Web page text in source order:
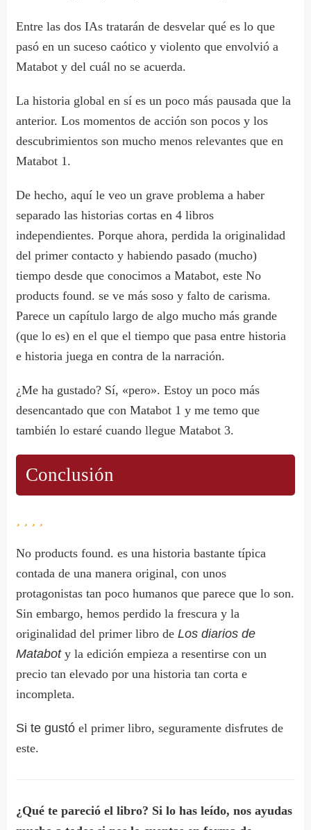
Entre las dos IAs tratarán de desvelar qué es lo que
pasó en un suceso caótico y violento que envolvió a
Matabot y del cuál no se acuerda.
La historia global en sí es un poco más pausada que la
anterior. Los momentos de acción son pocos y los
descubrimientos son mucho menos relevantes que en
Matabot 1.
De hecho, aquí le veo un grave problema a haber
separado las historias cortas en 4 libros
independientes. Porque ahora, perdida la originalidad
del primer contacto y habiendo pasado (mucho)
tiempo desde que conocimos a Matabot, esteNo
products found. se ve más soso y falto de carisma.
Parece un capítulo largo de algo mucho más grande
(que lo es) en el que el tiempo que pasa entre historia
e historia juega en contra de la narración.
¿Me ha gustado? Sí, «pero». Estoy un poco más
desencantado que con Matabot 1 y me temo que
también lo estaré cuando llegue Matabot 3.
Conclusión
No products found. es una historia bastante típica
contada de una manera original, con unos
protagonistas tan poco humanos que parece que lo son.
Sin embargo, hemos perdido la frescura y la
originalidad del primer libro deLos diarios de
Mataboty la edición empieza a resentirse con un
precio tan elevado por una historia tan corta e
incompleta.
Si te gustó el primer libro, seguramente disfrutes de
este.
¿Qué te pareció el libro? Si lo has leído, nos ayudas